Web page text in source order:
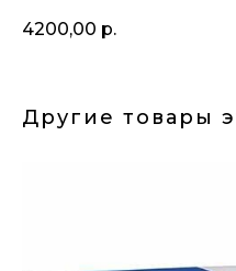
4200,00 р.
Другие товары